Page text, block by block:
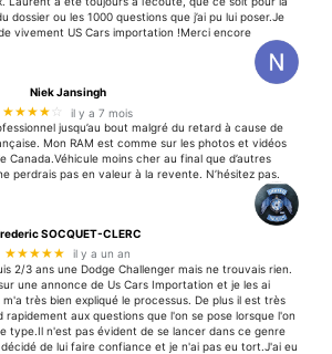
dossier ou les 1000 questions que j’ai pu lui poser.Je
vivement US Cars importation !Merci encore
Niek Jansingh
★★★★ ☆
il y a 7 mois
jusqu’au bout malgré du retard à cause de
Mon RAM est comme sur les photos et vidéos
Canada.Véhicule moins cher au final que d’autres
perdrais pas en valeur à la revente. N’hésitez pas.
SOCQUET-CLERC
★★★★★
il y a un an
2/3 ans une Dodge Challenger mais ne trouvais rien.
une annonce de Us Cars Importation et je les ai
très bien expliqué le processus. De plus il est très
rapidement aux questions que l'on se pose lorsque l'on
type.Il n'est pas évident de se lancer dans ce genre
de lui faire confiance et je n'ai pas eu tort.J'ai eu